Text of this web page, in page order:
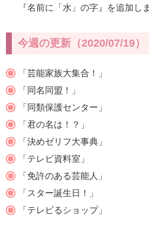
『名前に「水」の字』を追加し
今週の更新（2020/07/19）
「芸能家族大集合！」
「同名同盟！」
「同類保護センター」
「君の名は！？」
「決めゼリフ大事典」
「テレビ資料室」
「免許のある芸能人」
「スター誕生日！」
「テレビるショップ」